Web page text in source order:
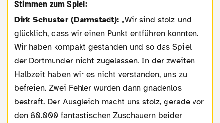
Stimmen zum Spiel:
Dirk Schuster (Darmstadt): „Wir sind stolz und
glücklich, dass wir einen Punkt entführen konnten.
Wir haben kompakt gestanden und so das Spiel
der Dortmunder nicht zugelassen. In der zweiten
Halbzeit haben wir es nicht verstanden, uns zu
befreien. Zwei Fehler wurden dann gnadenlos
bestraft. Der Ausgleich macht uns stolz, gerade vor
den 80.000 fantastischen Zuschauern beider